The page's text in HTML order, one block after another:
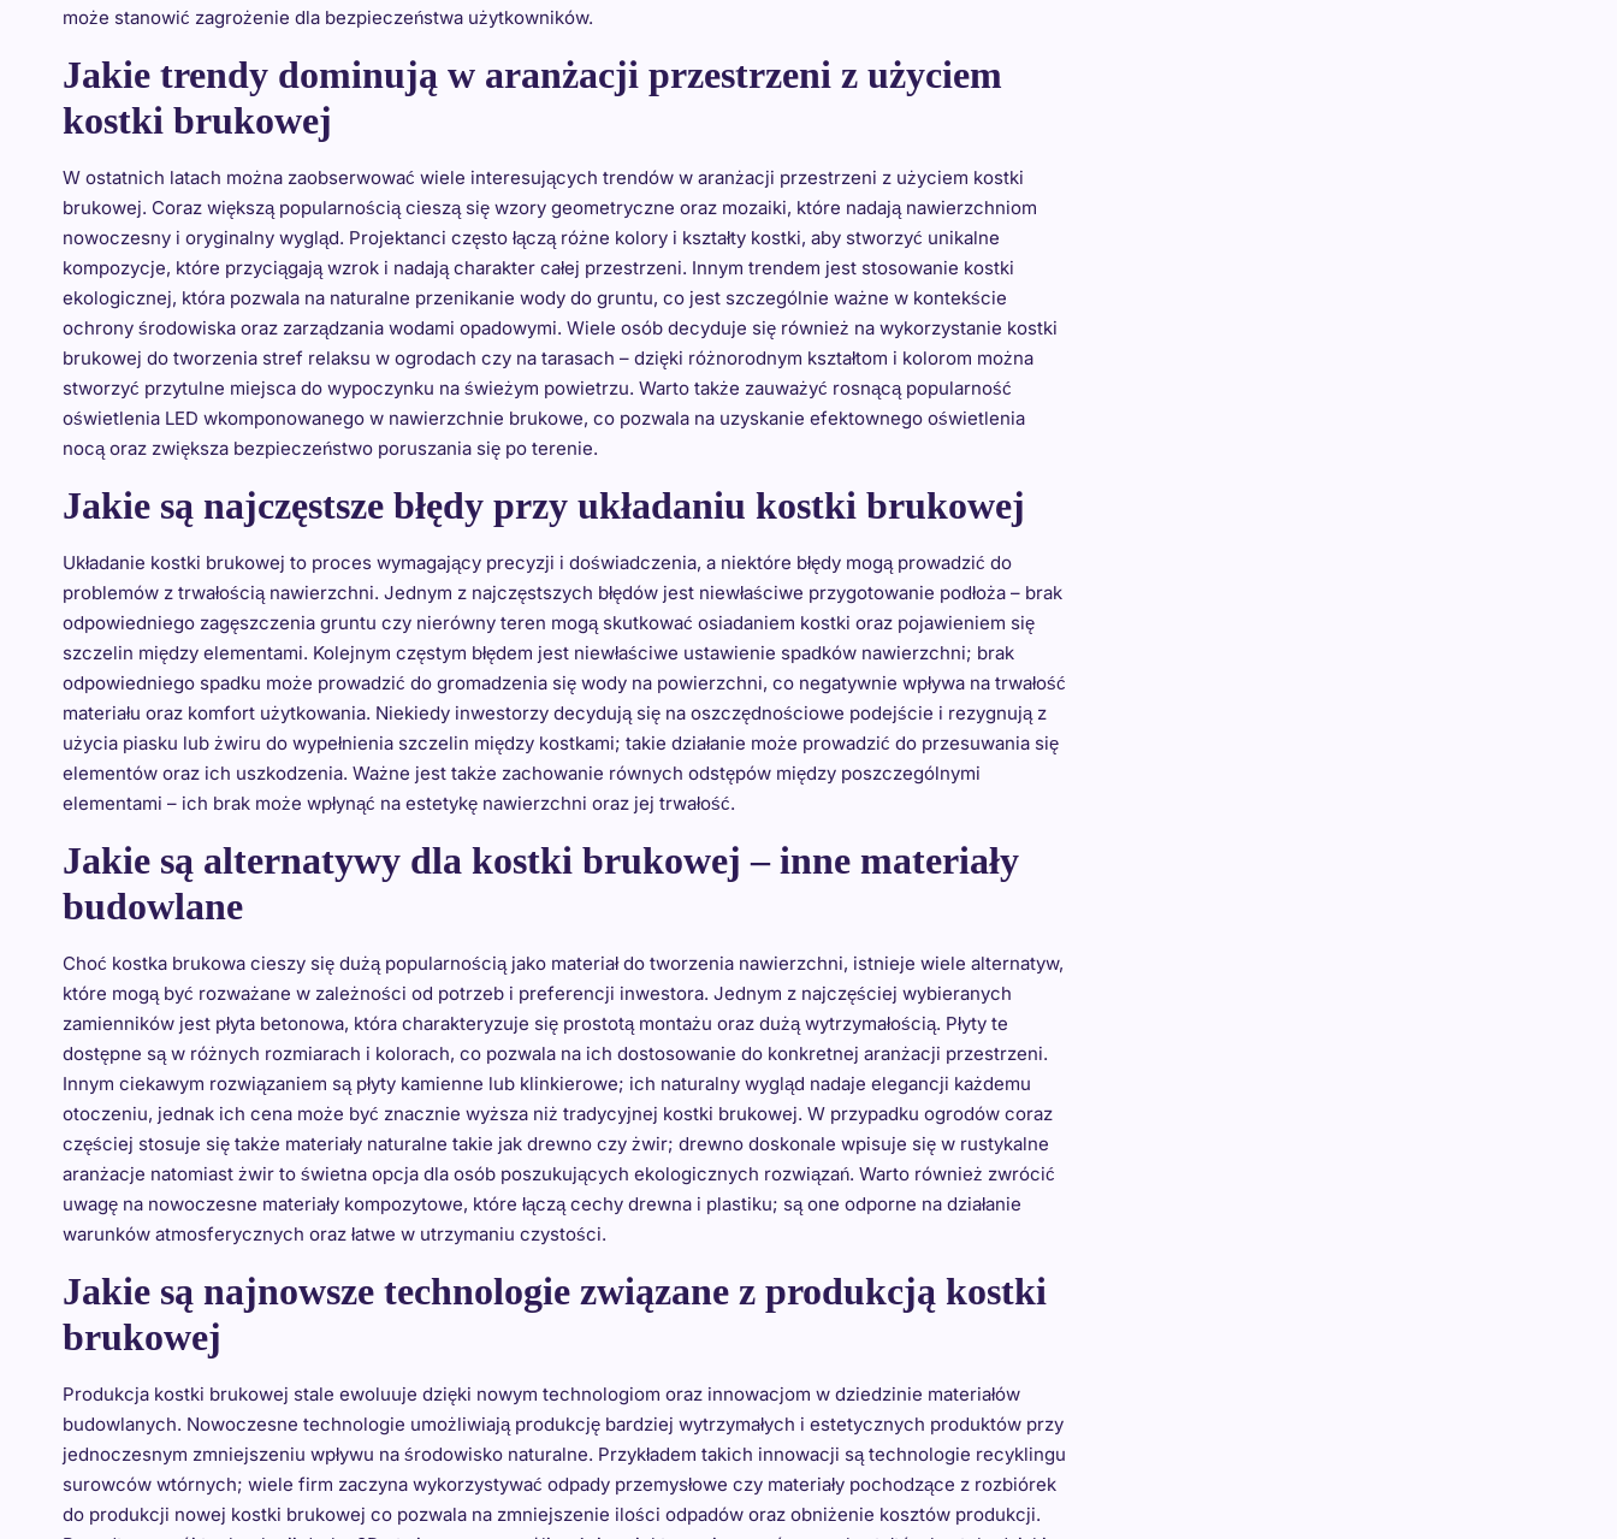
może stanowić zagrożenie dla bezpieczeństwa użytkowników.
Jakie trendy dominują w aranżacji przestrzeni z użyciem
kostki brukowej
W ostatnich latach można zaobserwować wiele interesujących trendów w aranżacji przestrzeni z użyciem kostki
brukowej. Coraz większą popularnością cieszą się wzory geometryczne oraz mozaiki, które nadają nawierzchniom
nowoczesny i oryginalny wygląd. Projektanci często łączą różne kolory i kształty kostki, aby stworzyć unikalne
kompozycje, które przyciągają wzrok i nadają charakter całej przestrzeni. Innym trendem jest stosowanie kostki
ekologicznej, która pozwala na naturalne przenikanie wody do gruntu, co jest szczególnie ważne w kontekście
ochrony środowiska oraz zarządzania wodami opadowymi. Wiele osób decyduje się również na wykorzystanie kostki
brukowej do tworzenia stref relaksu w ogrodach czy na tarasach – dzięki różnorodnym kształtom i kolorom można
stworzyć przytulne miejsca do wypoczynku na świeżym powietrzu. Warto także zauważyć rosnącą popularność
oświetlenia LED wkomponowanego w nawierzchnie brukowe, co pozwala na uzyskanie efektownego oświetlenia
nocą oraz zwiększa bezpieczeństwo poruszania się po terenie.
Jakie są najczęstsze błędy przy układaniu kostki brukowej
Układanie kostki brukowej to proces wymagający precyzji i doświadczenia, a niektóre błędy mogą prowadzić do
problemów z trwałością nawierzchni. Jednym z najczęstszych błędów jest niewłaściwe przygotowanie podłoża – brak
odpowiedniego zagęszczenia gruntu czy nierówny teren mogą skutkować osiadaniem kostki oraz pojawieniem się
szczelin między elementami. Kolejnym częstym błędem jest niewłaściwe ustawienie spadków nawierzchni; brak
odpowiedniego spadku może prowadzić do gromadzenia się wody na powierzchni, co negatywnie wpływa na trwałość
materiału oraz komfort użytkowania. Niekiedy inwestorzy decydują się na oszczędnościowe podejście i rezygnują z
użycia piasku lub żwiru do wypełnienia szczelin między kostkami; takie działanie może prowadzić do przesuwania się
elementów oraz ich uszkodzenia. Ważne jest także zachowanie równych odstępów między poszczególnymi
elementami – ich brak może wpłynąć na estetykę nawierzchni oraz jej trwałość.
Jakie są alternatywy dla kostki brukowej – inne materiały
budowlane
Choć kostka brukowa cieszy się dużą popularnością jako materiał do tworzenia nawierzchni, istnieje wiele alternatyw,
które mogą być rozważane w zależności od potrzeb i preferencji inwestora. Jednym z najczęściej wybieranych
zamienników jest płyta betonowa, która charakteryzuje się prostotą montażu oraz dużą wytrzymałością. Płyty te
dostępne są w różnych rozmiarach i kolorach, co pozwala na ich dostosowanie do konkretnej aranżacji przestrzeni.
Innym ciekawym rozwiązaniem są płyty kamienne lub klinkierowe; ich naturalny wygląd nadaje elegancji każdemu
otoczeniu, jednak ich cena może być znacznie wyższa niż tradycyjnej kostki brukowej. W przypadku ogrodów coraz
częściej stosuje się także materiały naturalne takie jak drewno czy żwir; drewno doskonale wpisuje się w rustykalne
aranżacje natomiast żwir to świetna opcja dla osób poszukujących ekologicznych rozwiązań. Warto również zwrócić
uwagę na nowoczesne materiały kompozytowe, które łączą cechy drewna i plastiku; są one odporne na działanie
warunków atmosferycznych oraz łatwe w utrzymaniu czystości.
Jakie są najnowsze technologie związane z produkcją kostki
brukowej
Produkcja kostki brukowej stale ewoluuje dzięki nowym technologiom oraz innowacjom w dziedzinie materiałów
budowlanych. Nowoczesne technologie umożliwiają produkcję bardziej wytrzymałych i estetycznych produktów przy
jednoczesnym zmniejszeniu wpływu na środowisko naturalne. Przykładem takich innowacji są technologie recyklingu
surowców wtórnych; wiele firm zaczyna wykorzystywać odpady przemysłowe czy materiały pochodzące z rozbiórek
do produkcji nowej kostki brukowej co pozwala na zmniejszenie ilości odpadów oraz obniżenie kosztów produkcji.